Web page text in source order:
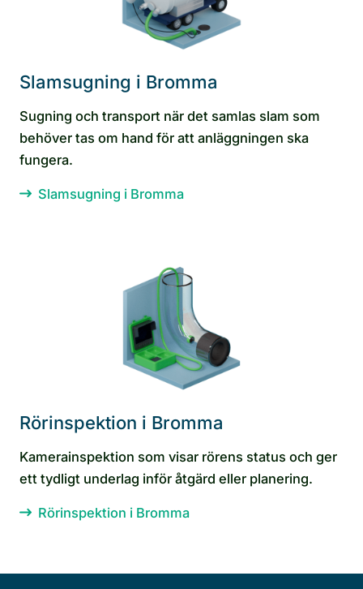
Slamsugning i Bromma
Sugning och transport när det samlas slam som
behöver tas om hand för att anläggningen ska
fungera.
Slamsugning i Bromma
Rörinspektion i Bromma
Kamerainspektion som visar rörens status och ger
ett tydligt underlag inför åtgärd eller planering.
Rörinspektion i Bromma